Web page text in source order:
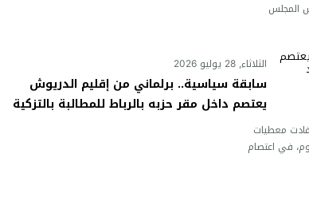
المجلس
الثلاثاء, 28 يوليو 2026
سابقة سياسية.. برلماني من إقليم الدريوش
يعتصم داخل مقر حزبه بالرباط للمطالبة بالتزكية
أو الطردمعطيات
في اعتصام